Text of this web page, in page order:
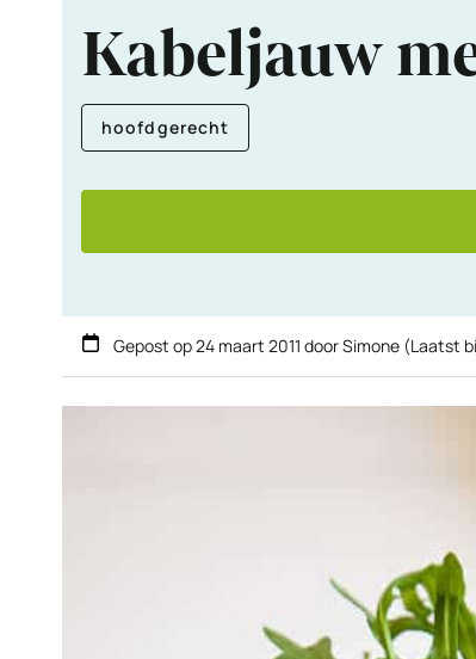
Kabeljauw
hoofdgerecht
Gepost op24 maart 2011 doorSimone (Laatst